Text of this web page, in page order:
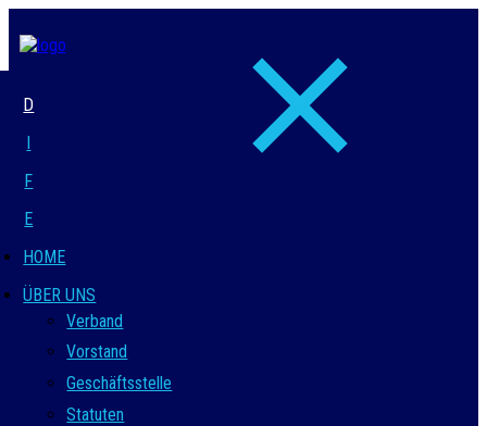
HOME
ÜBER UNS
Verband
Vorstand
Geschäftsstelle
Statuten
D
I
F
E